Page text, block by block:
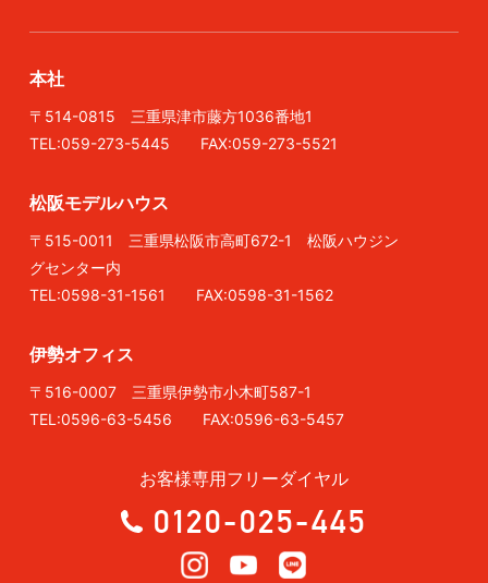
本社
〒514-0815 三重県津市藤方1036番地1
TEL:059-273-5445 FAX:059-273-5521
松阪モデルハウス
〒515-0011 三重県松阪市高町672-1 松阪ハウジン
グセンター内
TEL:0598-31-1561 FAX:0598-31-1562
伊勢オフィス
〒516-0007 三重県伊勢市小木町587-1
TEL:0596-63-5456 FAX:0596-63-5457
お客様専用フリーダイヤル
0120-025-445